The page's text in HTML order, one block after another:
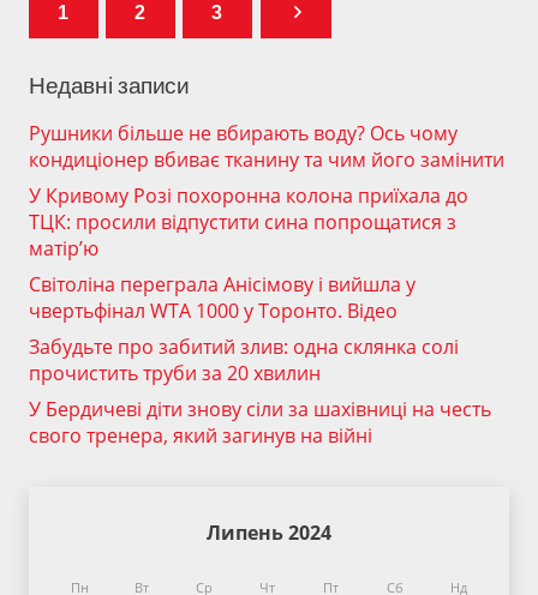
1 2 3
Недавні записи
Рушники більше не вбирають воду? Ось чому
кондиціонер вбиває тканину та чим його замінити
У Кривому Розі похоронна колона приїхала до
ТЦК: просили відпустити сина попрощатися з
матір’ю
Світоліна переграла Анісімову і вийшла у
чвертьфінал WTA 1000 у Торонто. Відео
Забудьте про забитий злив: одна склянка солі
прочистить труби за 20 хвилин
У Бердичеві діти знову сіли за шахівниці на честь
свого тренера, який загинув на війні
Липень 2024
Пн Вт Ср Чт Пт Сб Нд